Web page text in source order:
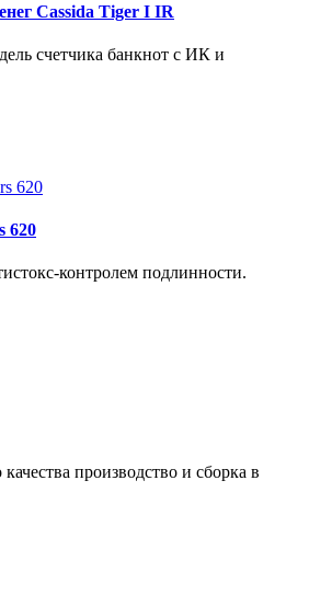
Cassida Tiger I IR
счетчика банкнот с ИК и
620
контролем подлинности.
производство и сборка в